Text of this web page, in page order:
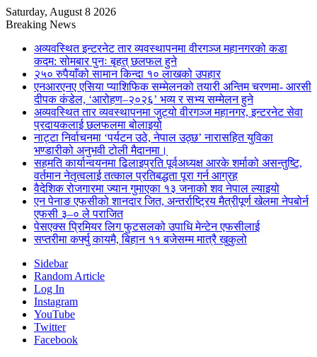
Saturday, August 8 2026
Breaking News
अव्यवस्थित इन्टरनेट तार व्यवस्थापनमा वीरगञ्ज महानगरको कडा
कदम: सोमबार पुनः बृहत् छलफल हुने
२५० रुपैयाँको सामान किन्दा १० लाखको उपहार
एनआरएनए एसिया प्याशिफिक सम्मेलनको तयारी अन्तिम चरणमा- आरसी
दीपक कंडेल, ‘आरोहण–२०२६’ भव्य र सभ्य सम्मेलन हुने
अव्यवस्थित तार व्यवस्थापनमा जुट्यो वीरगञ्ज महानगर, इन्टरनेट सेवा
प्रदायकलाई छलफलमा बोलाइयो
नाट्टा निर्वाचनमा ‘पर्यटन उठे, नेपाल उठ्छ’ नारासहित युविका
भण्डारीको अनुभवी टोली मैदानमा।
सहमति कार्यान्वयनमा ढिलाइप्रति पूर्वअध्यक्ष आरके शर्माको असन्तुष्टि,
वर्तमान नेतृत्वलाई तत्काल प्रतिबद्धता पूरा गर्न आग्रह
वैदेशिक रोजगारमा ज्यान गुमाएका १३ जनाको शव नेपाल ल्याइयो
एन पेनाङ एफसीको शानदार जित, अन्तर्राष्ट्रिय मैत्रीपूर्ण खेलमा नेपबोर्न
एफसी ३–० ले पराजित
पेसएक्स प्रिमियर लिग फुटसलको उपाधि मेन्टेन एफसीलाई
सप्तरीमा कर्फ्यु कायमै, बिहान ११ बजेसम्म मात्रै खुकुलो
Sidebar
Random Article
Log In
Instagram
YouTube
Twitter
Facebook